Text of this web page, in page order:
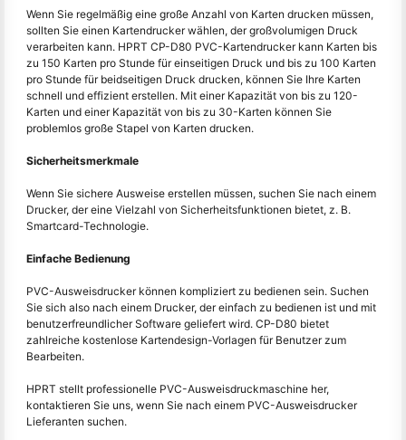
Wenn Sie regelmäßig eine große Anzahl von Karten drucken müssen,
sollten Sie einen Kartendrucker wählen, der großvolumigen Druck
verarbeiten kann. HPRT CP-D80 PVC-Kartendrucker kann Karten bis
zu 150 Karten pro Stunde für einseitigen Druck und bis zu 100 Karten
pro Stunde für beidseitigen Druck drucken, können Sie Ihre Karten
schnell und effizient erstellen. Mit einer Kapazität von bis zu 120-
Karten und einer Kapazität von bis zu 30-Karten können Sie
problemlos große Stapel von Karten drucken.
Sicherheitsmerkmale
Wenn Sie sichere Ausweise erstellen müssen, suchen Sie nach einem
Drucker, der eine Vielzahl von Sicherheitsfunktionen bietet, z. B.
Smartcard-Technologie.
Einfache Bedienung
PVC-Ausweisdrucker können kompliziert zu bedienen sein. Suchen
Sie sich also nach einem Drucker, der einfach zu bedienen ist und mit
benutzerfreundlicher Software geliefert wird. CP-D80 bietet
zahlreiche kostenlose Kartendesign-Vorlagen für Benutzer zum
Bearbeiten.
HPRT stellt professionelle PVC-Ausweisdruckmaschine her,
kontaktieren Sie uns, wenn Sie nach einem PVC-Ausweisdrucker
Lieferanten suchen.